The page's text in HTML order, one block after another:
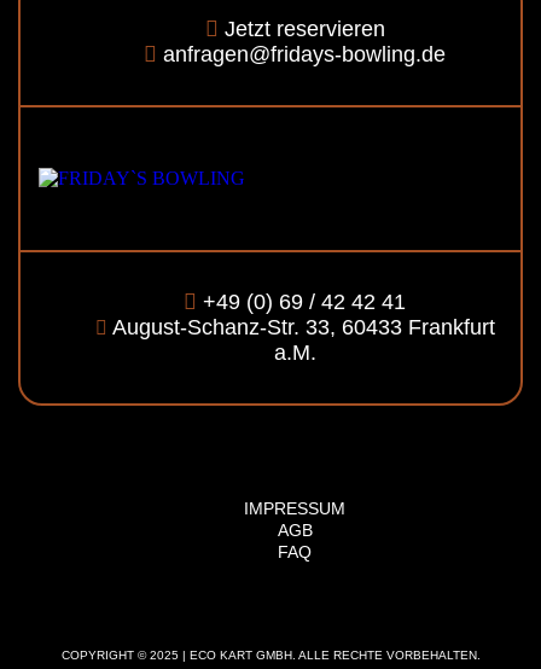
Jetzt reservieren
anfragen@fridays-bowling.de
+49 (0) 69 / 42 42 41
August-Schanz-Str. 33, 60433 Frankfurt
a.M.
IMPRESSUM
AGB
FAQ
COPYRIGHT © 2025 | ECO KART GMBH. ALLE RECHTE VORBEHALTEN.